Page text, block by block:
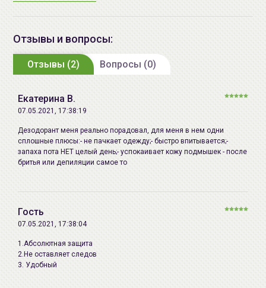
антиоксидант, обладающий эффективным
антиоксидантным и регенерирующим действием.
Способ применения:для предотвращения
повышенной потливости рекомендуется после душа,
нанести дезодорант на чистую сухую кожу
процедуру 2-3 раза в течение дня.
Обязательно каждый раз наносить дезодорант на
чистую, сухую кожу.
Импортер в
ИП Мигаль Наталья Петровна,
info@allcosmetics.by,
тел.:+375296131336
Отзывы и вопросы:
Отзывы (2) Вопросы (0)
Екатерина В.
07.05.2021, 17:38:19
Дезодорант меня реально порадовал, для меня в нем одни
сплошные плюсы:- не пачкает одежду;- быстро впитывается;-
запаха пота НЕТ целый день;- успокаивает кожу подмышек - после
бритья или депиляции самое то
Гость
07.05.2021, 17:38:04
1.Абсолютная защита
2.Не оставляет следов
3. Удобный